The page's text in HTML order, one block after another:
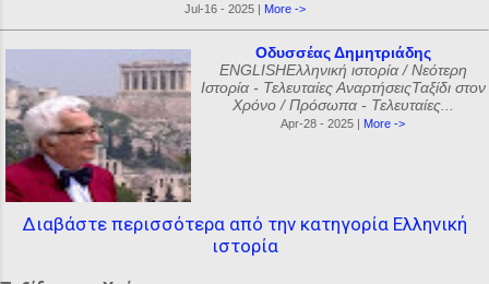
Jul-16 - 2025 | More ->
Οδυσσέας Δημητριάδης
ENGLISHΕλληνική ιστορία / Νεότερη
Ιστορία - Τελευταίες ΑναρτήσειςΤαξίδι στον
Χρόνο / Πρόσωπα - Τελευταίες...
Apr-28 - 2025 | More ->
Διαβάστε περισσότερα από την κατηγορία Ελληνική
ιστορία